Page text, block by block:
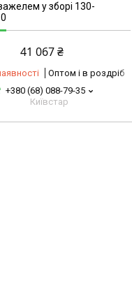
у зборі 130-
41 067 ₴
Оптом і в роздріб
+380 (68) 088-79-35
Київстар